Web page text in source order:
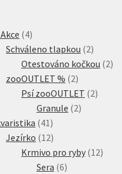
44
produkty
Schváleno tlapkou 22
produkty
Otestováno kočkou 22
zooOUTLET % 22
produkty
Psí zooOUTLET 22
Granule 22
4141
produktů
Jezírko 1212
produktů
Krmivo pro ryby 1212
Sera 66